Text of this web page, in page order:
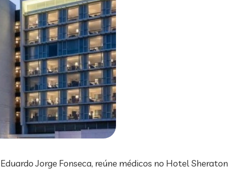
Jorge Fonseca, reúne médicos no Hotel Sheraton